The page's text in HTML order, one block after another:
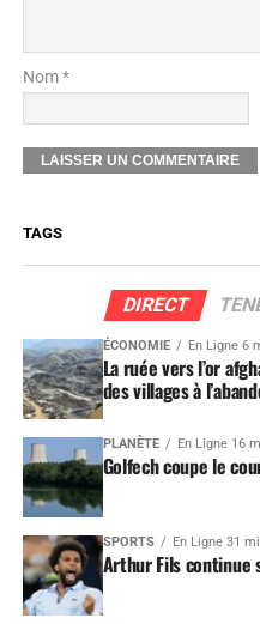
Nom *
TAGS
DIRECT
ÉCONOMIE En Ligne 6
La ruée vers l’or
des villages à
PLANÈTE En Ligne 16
Golfech coupe le
SPORTS En Ligne 31
Arthur Fils continue